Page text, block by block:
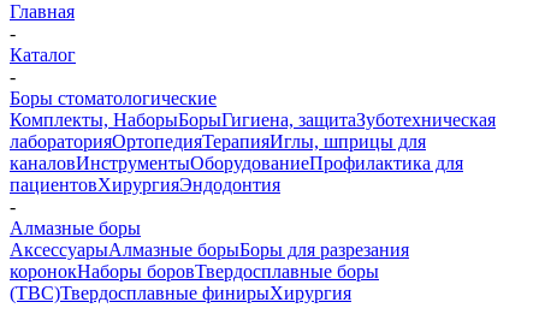
Главная
-
Каталог
-
Боры стоматологические
Комплекты, НаборыБорыГигиена, защитаЗуботехническая
лабораторияОртопедияТерапияИглы, шприцы для
каналовИнструментыОборудованиеПрофилактика для
пациентовХирургияЭндодонтия
-
Алмазные боры
АксессуарыАлмазные борыБоры для разрезания
коронокНаборы боровТвердосплавные боры
(ТВС)Твердосплавные финирыХирургия